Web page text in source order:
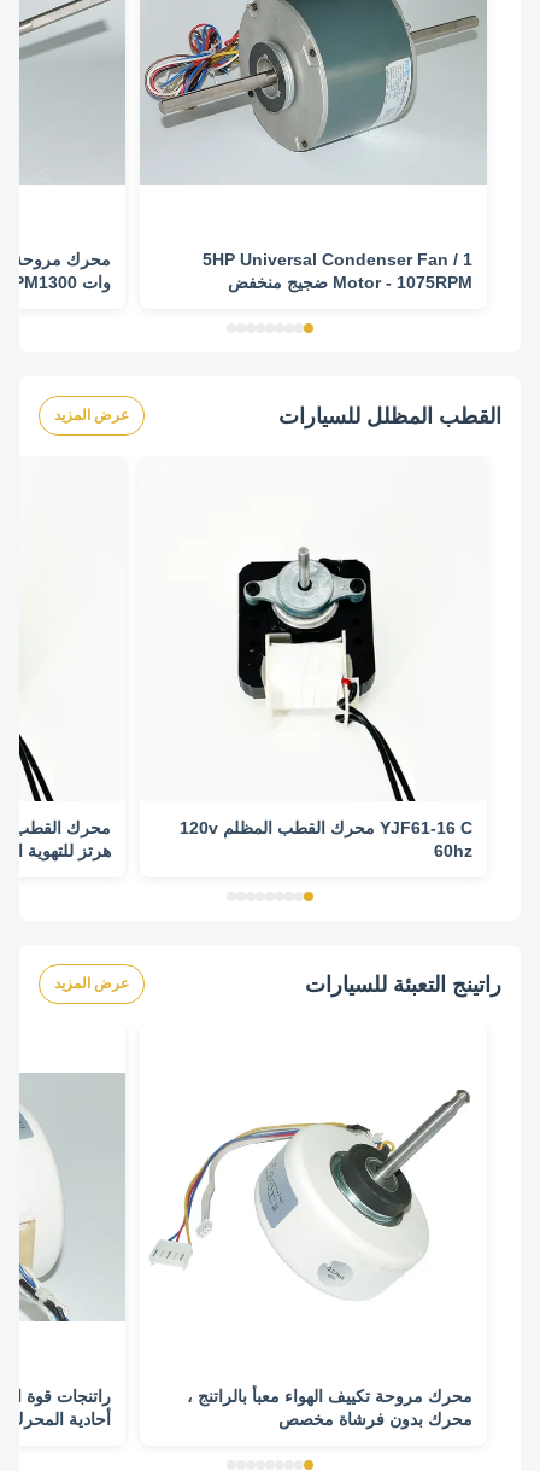
1 / 5HP Universal Condenser Fan
Motor - 1075RPM ضجيج منخفض
وات RPM1300
القطب المظلل للسيارات عرض المزيد
YJF61-16 C محرك القطب المظلم 120v
60hz
هرتز للتهوية
راتينج التعبئة للسيارات عرض المزيد
محرك مروحة تكييف الهواء معبأ بالراتنج ،
محرك بدون فرشاة مخصص
راتنجات قوة
أحادية المحرك